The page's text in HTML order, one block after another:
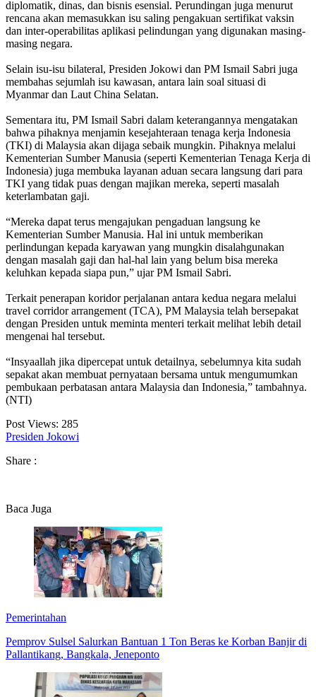
diplomatik, dinas, dan bisnis esensial. Perundingan juga menurut
rencana akan memasukkan isu saling pengakuan sertifikat vaksin
dan inter-operabilitas aplikasi pelindungan yang digunakan masing-
masing negara.
Selain isu-isu bilateral, Presiden Jokowi dan PM Ismail Sabri juga
membahas sejumlah isu kawasan, antara lain soal situasi di
Myanmar dan Laut China Selatan.
Sementara itu, PM Ismail Sabri dalam keterangannya mengatakan
bahwa pihaknya menjamin kesejahteraan tenaga kerja Indonesia
(TKI) di Malaysia akan dijaga sebaik mungkin. Pihaknya melalui
Kementerian Sumber Manusia (seperti Kementerian Tenaga Kerja di
Indonesia) juga membuka layanan aduan secara langsung dari para
TKI yang tidak puas dengan majikan mereka, seperti masalah
keterlambatan gaji.
“Mereka dapat terus mengajukan pengaduan langsung ke
Kementerian Sumber Manusia. Hal ini untuk memberikan
perlindungan kepada karyawan yang mungkin disalahgunakan
dengan masalah gaji dan hal-hal lain yang belum bisa mereka
keluhkan kepada siapa pun,” ujar PM Ismail Sabri.
Terkait penerapan koridor perjalanan antara kedua negara melalui
travel corridor arrangement (TCA), PM Malaysia telah bersepakat
dengan Presiden untuk meminta menteri terkait melihat lebih detail
mengenai hal tersebut.
“Insyaallah jika dipercepat untuk detailnya, sebelumnya kita sudah
sepakat akan membuat pernyataan bersama untuk mengumumkan
pembukaan perbatasan antara Malaysia dan Indonesia,” tambahnya.
(NTI)
Post Views: 285
Presiden Jokowi
Share :
Baca Juga
Pemerintahan
Pemprov Sulsel Salurkan Bantuan 1 Ton Beras ke Korban Banjir di
Pallantikang, Bangkala, Jeneponto